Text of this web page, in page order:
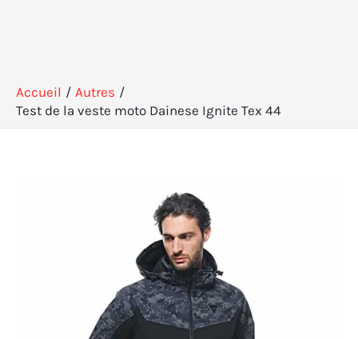
Accueil
Autres
Test de la veste moto Dainese Ignite Tex 44